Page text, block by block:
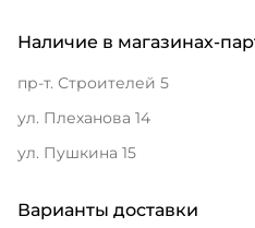
Наличие в магазинах-
пр-т. Строителей 5
ул. Плеханова 14
ул. Пушкина 15
Варианты доставки